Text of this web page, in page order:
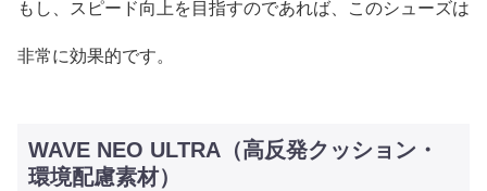
もし、スピード向上を目指すのであれば、このシューズは
非常に効果的です。
WAVE NEO ULTRA（高反発クッション・
環境配慮素材）